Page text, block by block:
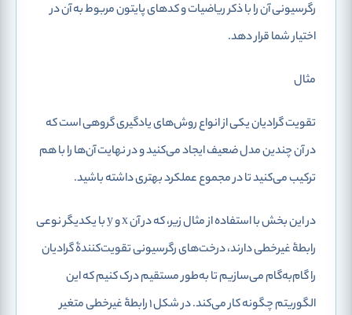
رگرسیونی آن را با ذکر ریاضیات و کدهای پایتون مربوط به آن در
اختیار شما قرار دهد.
مثال
تقویت گرادیان یکی از انواع روش‌های یادگیری گروهیاست که
در آن چندین مدل ضعیف ایجاد می‌کنید و در نهایت آن‌ها را با هم
ترکیب می‌کنید تا در مجموع عملکرد بهتری داشته باشید.
در این بخش با استفاده از مثال زیر، که در آنxوyبا یکدیگر نوعی
رابطۀ غیرخطی دارند، درخت‌های رگرسیونی تقویت‌کنندۀ گرادیان
را گام‌‌به‌گام می‌سازیم تا به‌طور مستقیم درک کنیم که این
الگوریتم چگونه کار می‌کند. در شکل 1 رابطۀ غیرخطی متغیر